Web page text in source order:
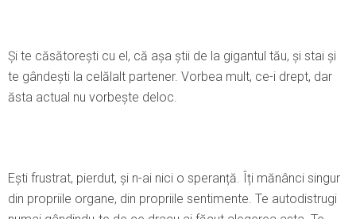
Şi te căsătorești cu el, că așa știi de la gigantul tău, și stai și
te gândești la celălalt partener. Vorbea mult, ce-i drept, dar
ăsta actual nu vorbește deloc.
Ești frustrat, pierdut, și n-ai nici o speranță. Îți mănânci singur
din propriile organe, din propriile sentimente. Te autodistrugi